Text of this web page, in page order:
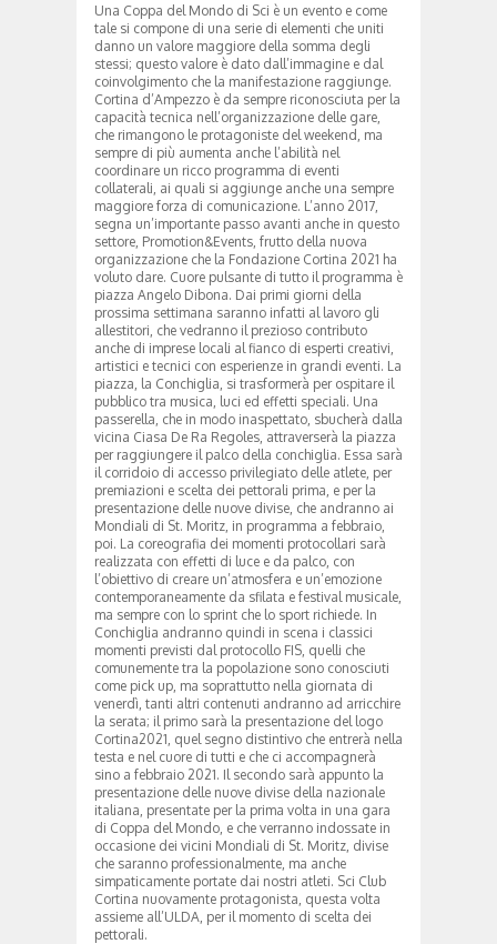
Una Coppa del Mondo di Sci è un evento e come
tale si compone di una serie di elementi che uniti
danno un valore maggiore della somma degli
stessi; questo valore è dato dall’immagine e dal
coinvolgimento che la manifestazione raggiunge.
Cortina d’Ampezzo è da sempre riconosciuta per la
capacità tecnica nell’organizzazione delle gare,
che rimangono le protagoniste del weekend, ma
sempre di più aumenta anche l’abilità nel
coordinare un ricco programma di eventi
collaterali, ai quali si aggiunge anche una sempre
maggiore forza di comunicazione. L’anno 2017,
segna un’importante passo avanti anche in questo
settore, Promotion&Events, frutto della nuova
organizzazione che la Fondazione Cortina 2021 ha
voluto dare. Cuore pulsante di tutto il programma è
piazza Angelo Dibona. Dai primi giorni della
prossima settimana saranno infatti al lavoro gli
allestitori, che vedranno il prezioso contributo
anche di imprese locali al fianco di esperti creativi,
artistici e tecnici con esperienze in grandi eventi. La
piazza, la Conchiglia, si trasformerà per ospitare il
pubblico tra musica, luci ed effetti speciali. Una
passerella, che in modo inaspettato, sbucherà dalla
vicina Ciasa De Ra Regoles, attraverserà la piazza
per raggiungere il palco della conchiglia. Essa sarà
il corridoio di accesso privilegiato delle atlete, per
premiazioni e scelta dei pettorali prima, e per la
presentazione delle nuove divise, che andranno ai
Mondiali di St. Moritz, in programma a febbraio,
poi. La coreografia dei momenti protocollari sarà
realizzata con effetti di luce e da palco, con
l’obiettivo di creare un’atmosfera e un’emozione
contemporaneamente da sfilata e festival musicale,
ma sempre con lo sprint che lo sport richiede. In
Conchiglia andranno quindi in scena i classici
momenti previsti dal protocollo FIS, quelli che
comunemente tra la popolazione sono conosciuti
come pick up, ma soprattutto nella giornata di
venerdì, tanti altri contenuti andranno ad arricchire
la serata; il primo sarà la presentazione del logo
Cortina2021, quel segno distintivo che entrerà nella
testa e nel cuore di tutti e che ci accompagnerà
sino a febbraio 2021. Il secondo sarà appunto la
presentazione delle nuove divise della nazionale
italiana, presentate per la prima volta in una gara
di Coppa del Mondo, e che verranno indossate in
occasione dei vicini Mondiali di St. Moritz, divise
che saranno professionalmente, ma anche
simpaticamente portate dai nostri atleti. Sci Club
Cortina nuovamente protagonista, questa volta
assieme all’ULDA, per il momento di scelta dei
pettorali.